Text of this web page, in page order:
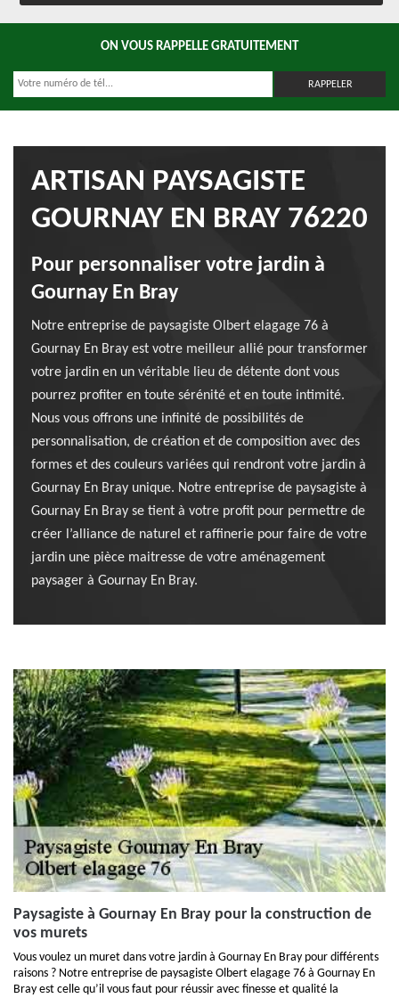
ON VOUS RAPPELLE GRATUITEMENT
ARTISAN PAYSAGISTE
GOURNAY EN BRAY 76220
Pour personnaliser votre jardin à
Gournay En Bray
Notre entreprise de paysagiste Olbert elagage 76 à
Gournay En Bray est votre meilleur allié pour transformer
votre jardin en un véritable lieu de détente dont vous
pourrez profiter en toute sérénité et en toute intimité.
Nous vous offrons une infinité de possibilités de
personnalisation, de création et de composition avec des
formes et des couleurs variées qui rendront votre jardin à
Gournay En Bray unique. Notre entreprise de paysagiste à
Gournay En Bray se tient à votre profit pour permettre de
créer l’alliance de naturel et raffinerie pour faire de votre
jardin une pièce maitresse de votre aménagement
paysager à Gournay En Bray.
Paysagiste à Gournay En Bray pour la construction de
vos murets
Vous voulez un muret dans votre jardin à Gournay En Bray pour différents
raisons ? Notre entreprise de paysagiste Olbert elagage 76 à Gournay En
Bray est celle qu’il vous faut pour réussir avec finesse et qualité la